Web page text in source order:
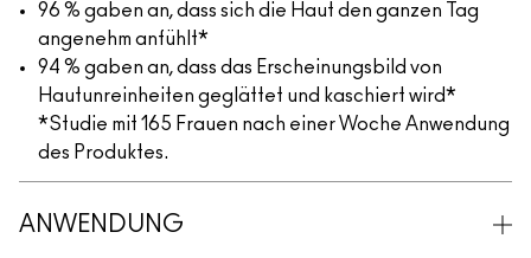
96 % gaben an, dass sich die Haut den ganzen Tag
angenehm anfühlt*
94 % gaben an, dass das Erscheinungsbild von
Hautunreinheiten geglättet und kaschiert wird*
*Studie mit 165 Frauen nach einer Woche Anwendung
des Produktes.
ANWENDUNG